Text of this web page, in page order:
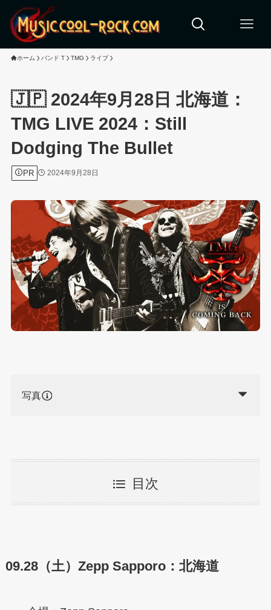
ホーム バンド T TMG ライブ
🇯🇵 2024年9月28日 北海道：
TMG LIVE 2024：Still
Dodging The Bullet
PR 2024年9月28日
写真
目次
09.28（土）Zepp Sapporo：北海道